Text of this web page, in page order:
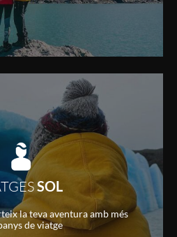
SOL
la teva aventura amb més
de viatge